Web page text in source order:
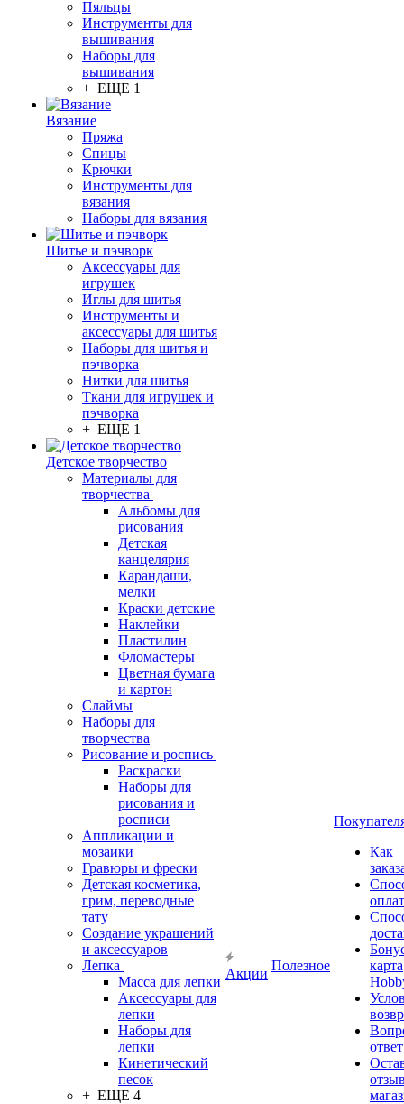
Пяльцы
Инструменты для
вышивания
Наборы для
вышивания
+ ЕЩЕ 1
Вязание
Пряжа
Спицы
Крючки
Инструменты для
вязания
Наборы для вязания
Шитье и пэчворк
Аксессуары для
игрушек
Иглы для шитья
Инструменты и
аксессуары для шитья
Наборы для шитья и
пэчворка
Нитки для шитья
Ткани для игрушек и
пэчворка
+ ЕЩЕ 1
Детское творчество
Материалы для
творчества
Альбомы для
рисования
Детская
канцелярия
Карандаши,
мелки
Краски детские
Наклейки
Пластилин
Фломастеры
Цветная бумага
и картон
Слаймы
Наборы для
творчества
Рисование и роспись
Раскраски
Наборы для
рисования и
росписи
Аппликации и
мозаики
Гравюры и фрески
Детская косметика,
грим, переводные
тату
Создание украшений
и аксессуаров
Лепка
Масса для лепки
Аксессуары для
лепки
Наборы для
лепки
Кинетический
песок
+ ЕЩЕ 4
Акции
Полезное
Как
карта
ответ